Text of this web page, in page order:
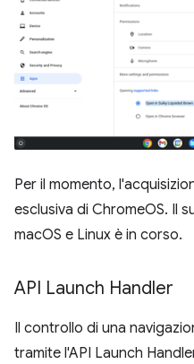
Per il momento,
esclusiva di ChromeOS. Il
macOS e Linux è in corso.
API Launch Handler
Il controllo di una
tramite l'API Launch